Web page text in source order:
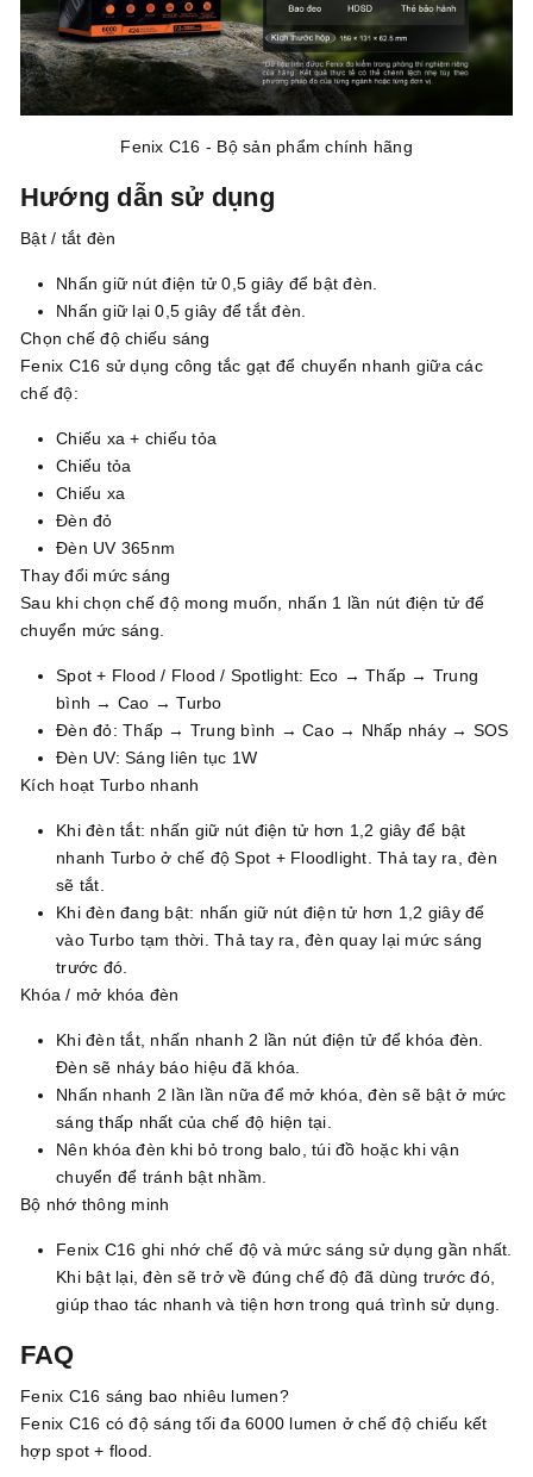
Fenix C16 - Bộ sản phẩm chính hãng
Hướng dẫn sử dụng
Bật / tắt đèn
Nhấn giữ nút điện tử 0,5 giây để bật đèn.
Nhấn giữ lại 0,5 giây để tắt đèn.
Chọn chế độ chiếu sáng
Fenix C16 sử dụng công tắc gạt để chuyển nhanh giữa các
chế độ:
Chiếu xa + chiếu tỏa
Chiếu tỏa
Chiếu xa
Đèn đỏ
Đèn UV 365nm
Thay đổi mức sáng
Sau khi chọn chế độ mong muốn, nhấn 1 lần nút điện tử để
chuyển mức sáng.
Spot + Flood / Flood / Spotlight: Eco → Thấp → Trung
bình → Cao → Turbo
Đèn đỏ: Thấp → Trung bình → Cao → Nhấp nháy → SOS
Đèn UV: Sáng liên tục 1W
Kích hoạt Turbo nhanh
Khi đèn tắt: nhấn giữ nút điện tử hơn 1,2 giây để bật
nhanh Turbo ở chế độ Spot + Floodlight. Thả tay ra, đèn
sẽ tắt.
Khi đèn đang bật: nhấn giữ nút điện tử hơn 1,2 giây để
vào Turbo tạm thời. Thả tay ra, đèn quay lại mức sáng
trước đó.
Khóa / mở khóa đèn
Khi đèn tắt, nhấn nhanh 2 lần nút điện tử để khóa đèn.
Đèn sẽ nháy báo hiệu đã khóa.
Nhấn nhanh 2 lần lần nữa để mở khóa, đèn sẽ bật ở mức
sáng thấp nhất của chế độ hiện tại.
Nên khóa đèn khi bỏ trong balo, túi đồ hoặc khi vận
chuyển để tránh bật nhầm.
Bộ nhớ thông minh
Fenix C16 ghi nhớ chế độ và mức sáng sử dụng gần nhất.
Khi bật lại, đèn sẽ trở về đúng chế độ đã dùng trước đó,
giúp thao tác nhanh và tiện hơn trong quá trình sử dụng.
FAQ
Fenix C16 sáng bao nhiêu lumen?
Fenix C16 có độ sáng tối đa 6000 lumen ở chế độ chiếu kết
hợp spot + flood.